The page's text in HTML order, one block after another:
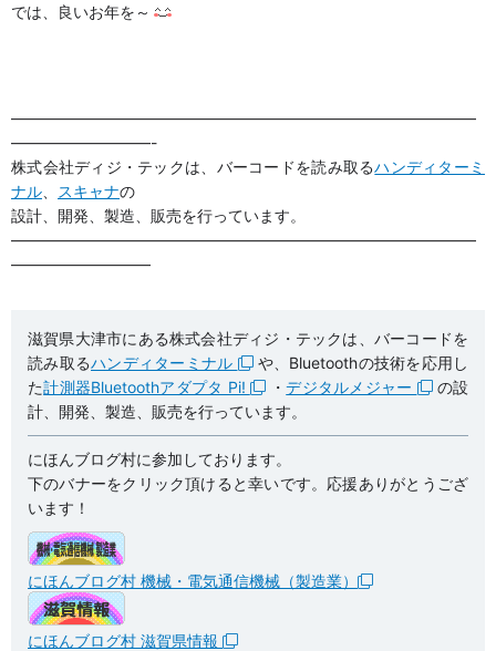
では、良いお年を～
——————————————————————————————
—————————-
株式会社ディジ・テックは、バーコードを読み取るハンディターミ
ナル
スキャナの
設計、開発、製造、販売を行っています。
——————————————————————————————
—————————
滋賀県大津市にある株式会社ディジ・テックは、バーコードを
読み取るハンディターミナル
や、Bluetoothの技術を応用し
た計測器Bluetoothアダプタ Pi! ・デジタルメジャー
の設
計、開発、製造、販売を行っています。
にほんブログ村に参加しております。
下のバナーをクリック頂けると幸いです。応援ありがとうござ
います！
にほんブログ村 機械・電気通信機械（製造業）
にほんブログ村 滋賀県情報